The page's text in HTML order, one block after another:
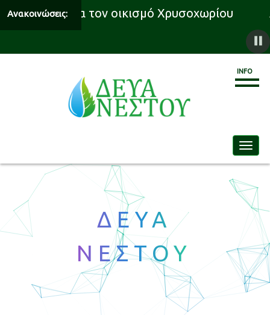
Ανακοινώσεις:για τον οικισμό Χρυσοχωρίου
INFO
ΔΕΥΑ
ΝΕΣΤΟΥ